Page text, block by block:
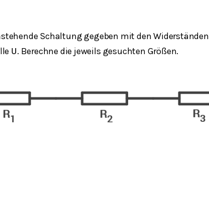
Schaltung gegeben mit den Widerständen
U. Berechne die jeweils gesuchten Größen.